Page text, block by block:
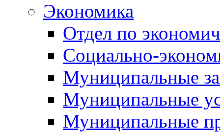
Экономика
Отдел по
Социально-
Муниципальные
Муниципальные
Муниципальные